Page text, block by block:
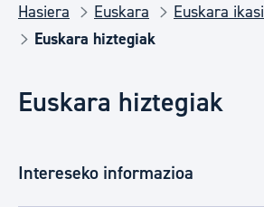
Hasiera Euskara
Euskara ikasi
Euskara hiztegiak
Euskara hiztegiak
Intereseko informazioa